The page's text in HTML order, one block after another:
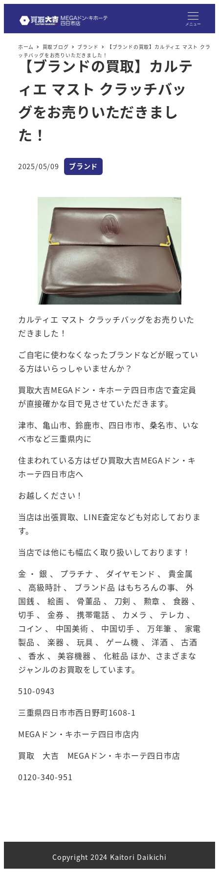
メニュー
ホーム 買取ブログ ブランド
【ブランドの買取】カルティエ マスト クラ
ッチバッグをお売りいただきました！
【ブランドの買取】カルテ
ィエ マスト クラッチバッ
グをお売りいただきまし
た！
投稿日
2025/05/09 カテゴリー
ブランド
カルティエ マスト クラッチバッグをお売りいた
だきました！
ご自宅に使わなくなったブランドなどが眠ってい
る方はいらっしゃいませんか？
買取大吉MEGAドン・キホーテ四日市店で査定員
が直接確かな目で見させていただきます。
津市、亀山市、鈴鹿市、四日市市、桑名市、いな
べ市など三重県内に
住まわれている方はぜひ買取大吉MEGAドン・キ
ホーテ四日市店へ
お越しください！
当店は出張買取、LINE査定なども対応しておりま
す。
当店では他にも幅広く取り扱いしております！
金 ・ 銀 、 プラチナ 、 ダイヤモンド 、 貴金属
、 高級時計 、 ブランド品 はもちろんの事、 外
国銭 、 絵画 、 骨董品 、 刀剣 、 勲章 、 食器 、
切手 、 金券 、 携帯電話 、 カメラ 、 テレカ 、
コイン 、 中国美術 、 中国切手 、 万年筆 、 家電
製品 、 楽器 、 玩具 、 ゲーム機 、 洋酒 、 古酒
、 香水 、 美容機器 、 化粧品 ほか、さまざまな
ジャンルのお買取をしています。
510-0943
三重県四日市市西日野町1608-1
MEGAドン・キホーテ四日市店内
買取 大吉 MEGAドン・キホーテ四日市店
0120-340-951
Copyright 2024 Kaitori Daikichi